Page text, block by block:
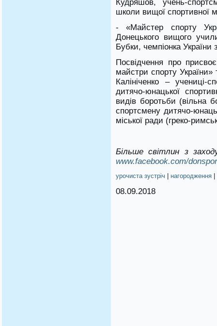
Кудряшов, учень-
школи вищої спортивної
- «Майстер спорту
Донецького вищого
Бубки, чемпіонка України
Посвідчення про
майстри спорту
Калініченко – учениці-
дитячо-юнацької
видів боротьби (вільна
спортсмену дитячо-
міської ради (греко-
Більше світлин з за
www.facebook.com/
урочиста зустріч нагородження
08.09.2018